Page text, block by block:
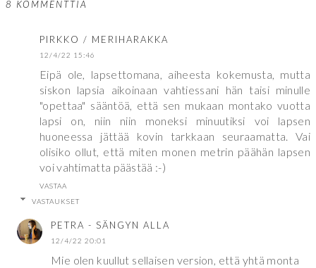
8 KOMMENTTIA
PIRKKO / MERIHARAKKA
12/4/22 15:46
Eipä ole, lapsettomana, aiheesta kokemusta, mutta
siskon lapsia aikoinaan vahtiessani hän taisi minulle
"opettaa" sääntöä, että sen mukaan montako vuotta
lapsi on, niin niin moneksi minuutiksi voi lapsen
huoneessa jättää kovin tarkkaan seuraamatta. Vai
olisiko ollut, että miten monen metrin päähän lapsen
voi vahtimatta päästää :-)
VASTAA
VASTAUKSET
PETRA - SÄNGYN ALLA
12/4/22 20:01
Mie olen kuullut sellaisen version, että yhtä monta